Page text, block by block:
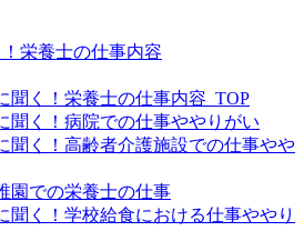
栄養士の仕事内容
聞く！栄養士の仕事内容_TOP
聞く！病院での仕事ややりがい
聞く！高齢者介護施設での仕事やや
園での栄養士の仕事
聞く！学校給食における仕事ややり